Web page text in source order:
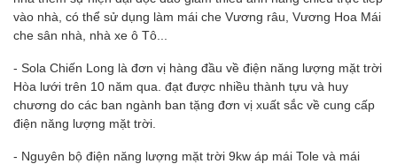
vào nhà, có thể sử dụng làm mái che Vương râu, Vương Hoa Mái
che sân nhà, nhà xe ô Tô...
- Sola Chiến Long là đơn vị hàng đầu về điện năng lượng mặt trời
Hòa lưới trên 10 năm qua. đạt được nhiều thành tựu và huy
chương do các ban ngành ban tặng đơn vị xuất sắc về cung cấp
điện năng lượng mặt trời.
- Nguyên bộ điện năng lượng mặt trời 9kw áp mái Tole và mái